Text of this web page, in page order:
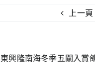
上一頁
興隆南海冬季五關入賞